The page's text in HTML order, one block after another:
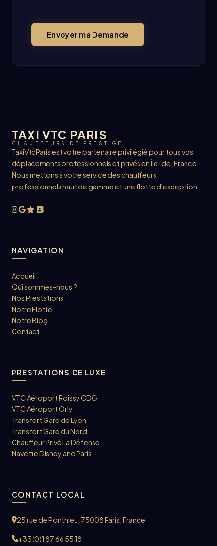
Envoyer ma Demande
TAXI VTC PARIS
CHAUFFEURS DE PRESTIGE
TaxiVtcParis est votre partenaire privilégié pour tous vos
déplacements professionnels et privés en Île-de-France.
Nous mettons à votre service des chauffeurs
professionnels haut de gamme et une flotte d'exception.
NAVIGATION
Accueil
Qui sommes-nous ?
Nos Prestations
Notre Flotte
Notre Blog
Contact
PRESTATIONS DE LUXE
VTC Aéroport Roissy CDG
VTC Aéroport Orly
Transfert Gare de Lyon
Transfert Gare du Nord
Chauffeur Privé La Défense
Navette Disneyland Paris
CONTACT LOCAL
25 rue de Ponthieu, 75008 Paris, France
+33 (0)1 87 66 55 18